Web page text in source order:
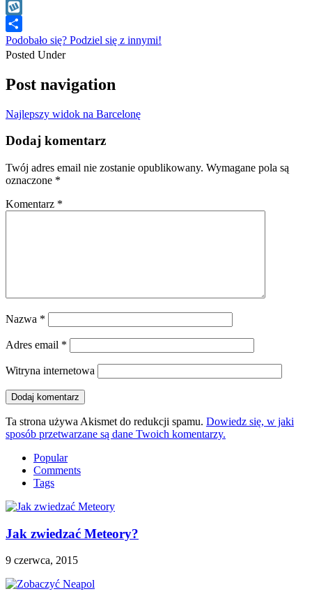
WhatsApp
Wykop
Podobało się? Podziel się z innymi!
Posted Under
Post navigation
Najlepszy widok na Barcelonę
Dodaj komentarz
Twój adres email nie zostanie opublikowany. Wymagane pola są
oznaczone *
Komentarz *
Nazwa *
Adres email *
Witryna internetowa
Ta strona używa Akismet do redukcji spamu. Dowiedz się, w jaki
sposób przetwarzane są dane Twoich komentarzy.
Popular
Comments
Tags
Jak zwiedzać Meteory?
9 czerwca, 2015